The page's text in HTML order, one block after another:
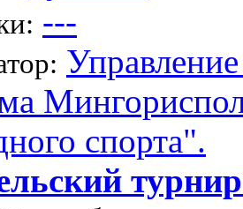
---
спорта".